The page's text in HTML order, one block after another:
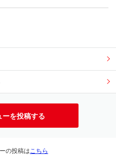
ーを投稿する
の投稿はこちら